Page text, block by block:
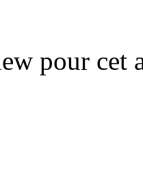
pour cet